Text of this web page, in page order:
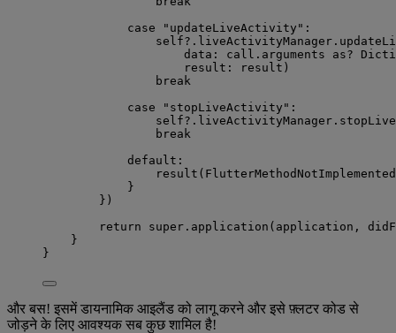
case
" updateLiveActivity " :
self? . liveActivityManager .
data : call. arguments as?
result : result )
break
case
" stopLiveActivity " :
self? . liveActivityManager .
break
default:
result ( FlutterMethodNotImplemented
}
} )
return
super . application ( application,
}
}
और बस! इसमें डायनामिक आइलैंड को लागू करने और इसे फ़्लटर कोड से
जोड़ने के लिए आवश्यक सब कुछ शामिल है!